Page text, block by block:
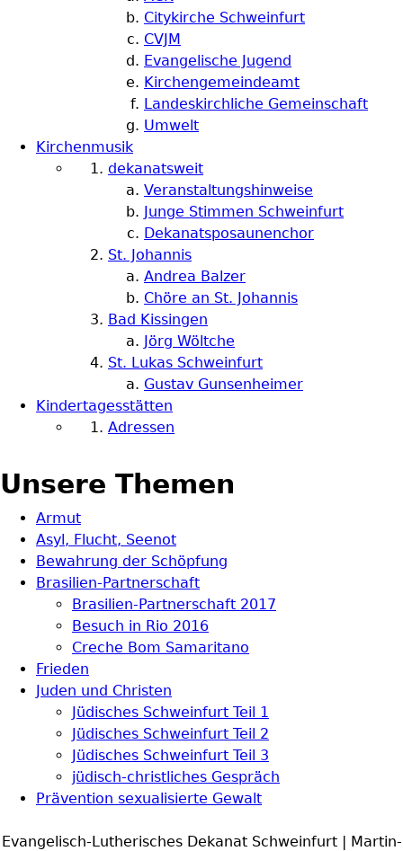
Citykirche Schweinfurt
CVJM
Evangelische Jugend
Kirchengemeindeamt
Landeskirchliche Gemeinschaft
Umwelt
Kirchenmusik
dekanatsweit
Veranstaltungshinweise
Junge Stimmen Schweinfurt
Dekanatsposaunenchor
St. Johannis
Andrea Balzer
Chöre an St. Johannis
Bad Kissingen
Jörg Wöltche
St. Lukas Schweinfurt
Gustav Gunsenheimer
Kindertagesstätten
Adressen
Unsere Themen
Armut
Asyl, Flucht, Seenot
Bewahrung der Schöpfung
Brasilien-Partnerschaft
Brasilien-Partnerschaft 2017
Besuch in Rio 2016
Creche Bom Samaritano
Frieden
Juden und Christen
Jüdisches Schweinfurt Teil 1
Jüdisches Schweinfurt Teil 2
Jüdisches Schweinfurt Teil 3
jüdisch-christliches Gespräch
Prävention sexualisierte Gewalt
Evangelisch-Lutherisches Dekanat Schweinfurt | Martin-